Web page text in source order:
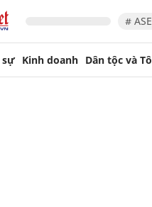
#
sự Kinh doanh Dân tộc và